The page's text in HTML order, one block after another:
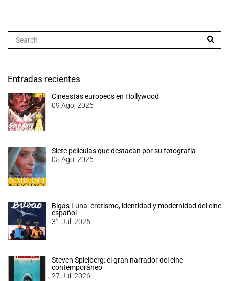
Entradas recientes
Cineastas europeos en Hollywood
09 Ago, 2026
Siete películas que destacan por su fotografía
05 Ago, 2026
Bigas Luna: erotismo, identidad y modernidad del cine
español
31 Jul, 2026
Steven Spielberg: el gran narrador del cine
contemporáneo
27 Jul, 2026